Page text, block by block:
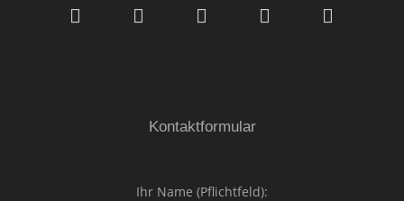
GmbH & Co.KG
Kontaktformular
Ihr Name (Pflichtfeld):